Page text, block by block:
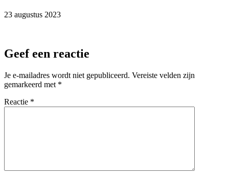
23 augustus 2023
Geef een reactie
Je e-mailadres wordt niet gepubliceerd. Vereiste velden zijn
gemarkeerd met *
Reactie *